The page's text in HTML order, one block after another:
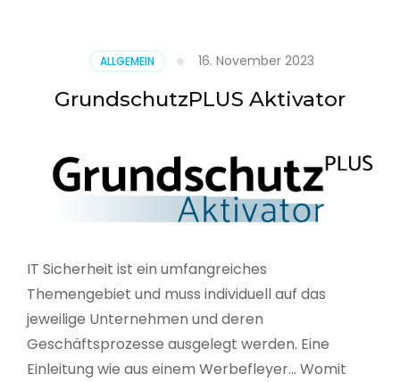
Schlacht
im
Netz
ALLGEMEIN 16. November 2023
GrundschutzPLUS Aktivator
IT Sicherheit ist ein umfangreiches
Themengebiet und muss individuell auf das
jeweilige Unternehmen und deren
Geschäftsprozesse ausgelegt werden. Eine
Einleitung wie aus einem Werbefleyer… Womit